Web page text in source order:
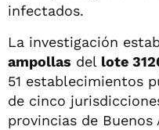
infectados.
La investigación
ampollas del lote
51 establecimientos
de cinco
provincias de Buenos